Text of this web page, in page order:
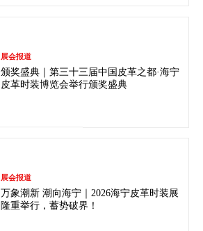
展会报道
颁奖盛典｜第三十三届中国皮革之都·海宁
皮革时装博览会举行颁奖盛典
展会报道
万象潮新 潮向海宁｜2026海宁皮革时装展
隆重举行，蓄势破界！